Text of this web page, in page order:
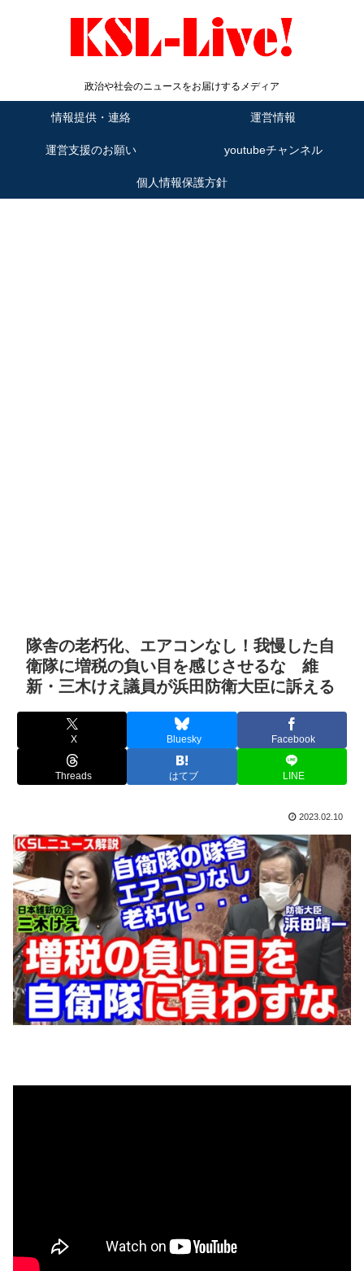
政治や社会のニュースをお届けするメディア
情報提供・連絡 運営情報
運営支援のお願い youtubeチャンネル
個人情報保護方針
隊舎の老朽化、エアコンなし！我慢した自
衛隊に増税の負い目を感じさせるな 維
新・三木けえ議員が浜田防衛大臣に訴える
X Bluesky Facebook
Threads はてブ LINE
2023.02.10